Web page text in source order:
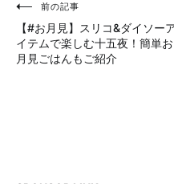
投
稿
ナ
前の記事
【#お月見】スリコ&ダイソー
イテムで楽しむ十五夜！簡単お
月見ごはんもご紹介